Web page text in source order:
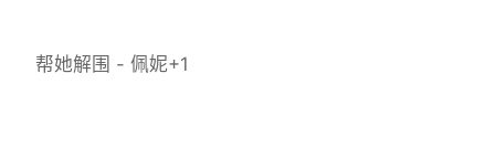
帮她解围 - 佩妮+1